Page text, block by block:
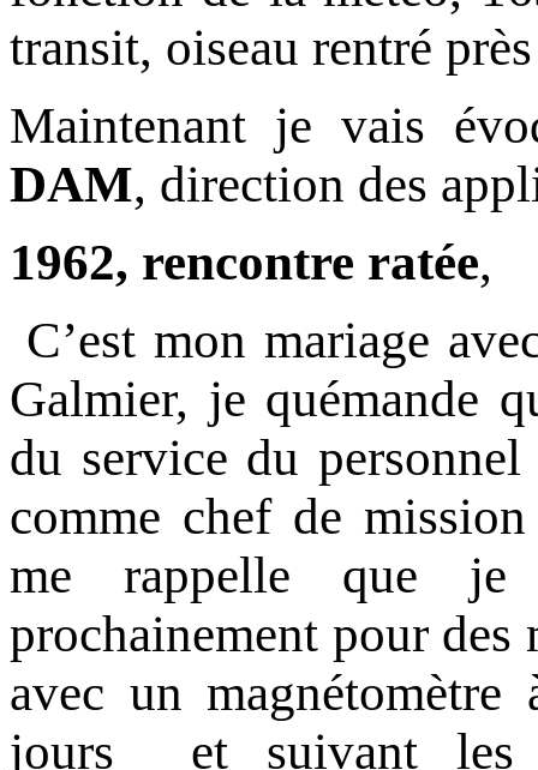
transit, oiseau rentré
Maintenant je vais
DAM, direction des
1962, rencontre ratée,
C’est mon mariage
Galmier, je quémande
du service du
comme chef de
me rappelle que je
prochainement pour des
avec un
jours et suivant les